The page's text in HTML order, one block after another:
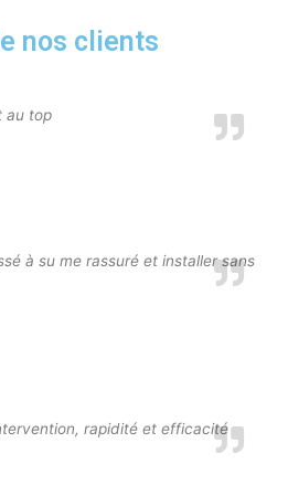
nos clients
au top
à su me rassuré et installer sans
rapidité et efficacité